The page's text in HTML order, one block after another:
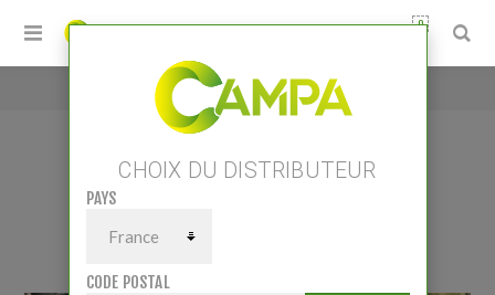
0
Accueil / S120Li Avec batterie Lithium
S120LI AVEC BATTERIE LITHIUM
CHOIX DU DISTRIBUTEUR
PAYS
CODE POSTAL